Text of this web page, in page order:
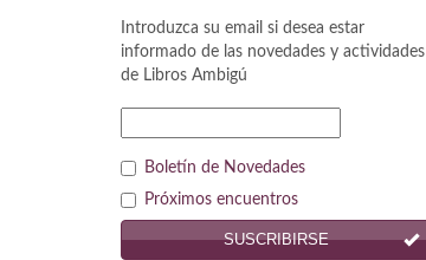
Introduzca su email si desea estar
informado de las novedades y actividades
de Libros Ambigú
Boletín de Novedades
Próximos encuentros
SUSCRIBIRSE